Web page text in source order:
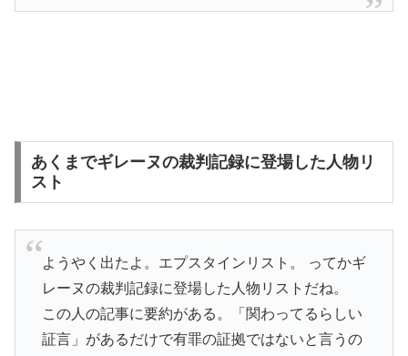
あくまでギレーヌの裁判記録に登場した人物リ
スト
ようやく出たよ。エプスタインリスト。 ってかギ
レーヌの裁判記録に登場した人物リストだね。
この人の記事に要約がある。「関わってるらしい
証言」があるだけで有罪の証拠ではないと言うの